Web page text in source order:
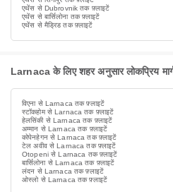
एथेंस से Dubrovnik तक फ़्लाइटें
एथेंस से बार्सिलोना तक फ़्लाइटें
एथेंस से मैड्रिड तक फ़्लाइटें
Larnaca के लिए शहर अनुसार लोकप्रिय
विएना से Larnaca तक फ़्लाइटें
स्टॉकहोम से Larnaca तक फ़्लाइटें
हेलसिंकी से Larnaca तक फ़्लाइटें
अम्मान से Larnaca तक फ़्लाइटें
कोपेनहेगन से Larnaca तक फ़्लाइटें
टेल अवीव से Larnaca तक फ़्लाइटें
Otopeni से Larnaca तक फ़्लाइटें
बार्सिलोना से Larnaca तक फ़्लाइटें
लंदन से Larnaca तक फ़्लाइटें
ओस्लो से Larnaca तक फ़्लाइटें